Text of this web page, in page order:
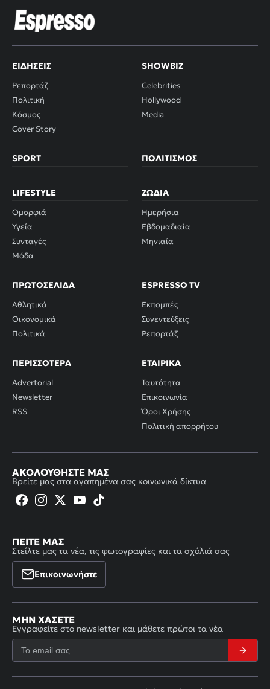
ΕΙΔΉΣΕΙΣ
Ρεπορτάζ
Πολιτική
Κόσμος
Cover Story
SHOWBIZ
Celebrities
Hollywood
Media
SPORT ΠΟΛΙΤΙΣΜΌΣ
LIFESTYLE
Ομορφιά
Υγεία
Συνταγές
Μόδα
ΖΏΔΙΑ
Ημερήσια
Εβδομαδιαία
Μηνιαία
ΠΡΩΤΟΣΈΛΙΔΑ
Αθλητικά
Οικονομικά
Πολιτικά
ESPRESSO TV
Εκπομπές
Συνεντεύξεις
Ρεπορτάζ
ΠΕΡΙΣΣΌΤΕΡΑ
Advertorial
Newsletter
RSS
ΕΤΑΙΡΙΚΆ
Ταυτότητα
Επικοινωνία
Όροι Χρήσης
Πολιτική απορρήτου
ΑΚΟΛΟΥΘΉΣΤΕ ΜΑΣ
Βρείτε μας στα αγαπημένα σας κοινωνικά δίκτυα
ΠΕΊΤΕ ΜΑΣ
Στείλτε μας τα νέα, τις φωτογραφίες και τα σχόλιά σας
Επικοινωνήστε
ΜΗΝ ΧΆΣΕΤΕ
Εγγραφείτε στο newsletter και μάθετε πρώτοι τα νέα